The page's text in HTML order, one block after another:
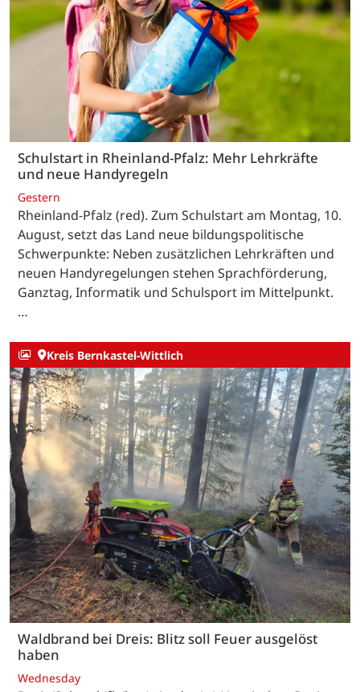
Schulstart in Rheinland-Pfalz: Mehr Lehrkräfte
und neue Handyregeln
Gestern
Rheinland-Pfalz (red). Zum Schulstart am Montag, 10.
August, setzt das Land neue bildungspolitische
Schwerpunkte: Neben zusätzlichen Lehrkräften und
neuen Handyregelungen stehen Sprachförderung,
Ganztag, Informatik und Schulsport im Mittelpunkt.
…
Kreis Bernkastel-Wittlich
Waldbrand bei Dreis: Blitz soll Feuer ausgelöst
haben
Wednesday